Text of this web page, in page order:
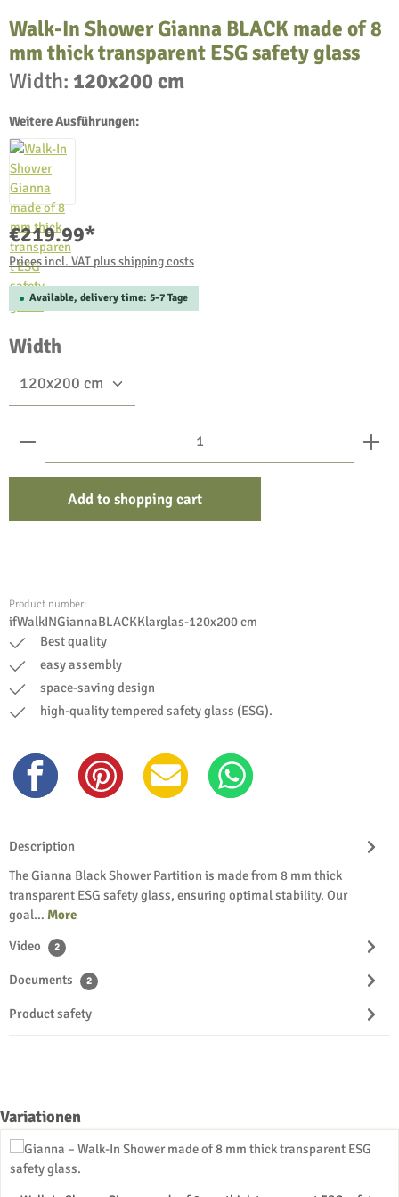
Walk-In Shower Gianna BLACK made of 8
mm thick transparent ESG safety glass
Width: 120x200 cm
Weitere Ausführungen:
€219.99*
Prices incl. VAT plus shipping costs
Available, delivery time: 5-7 Tage
Select
Width
Product Quantity: Enter the desired amount or use the
Add to shopping cart
Product number:
ifWalkINGiannaBLACKKlarglas-120x200 cm
Best quality
easy assembly
space-saving design
high-quality tempered safety glass (ESG).
Description
The Gianna Black Shower Partition is made from 8 mm thick
transparent ESG safety glass, ensuring optimal stability. Our
goal… More
Video
2
Documents 2
Product safety
Skip product gallery
Variationen